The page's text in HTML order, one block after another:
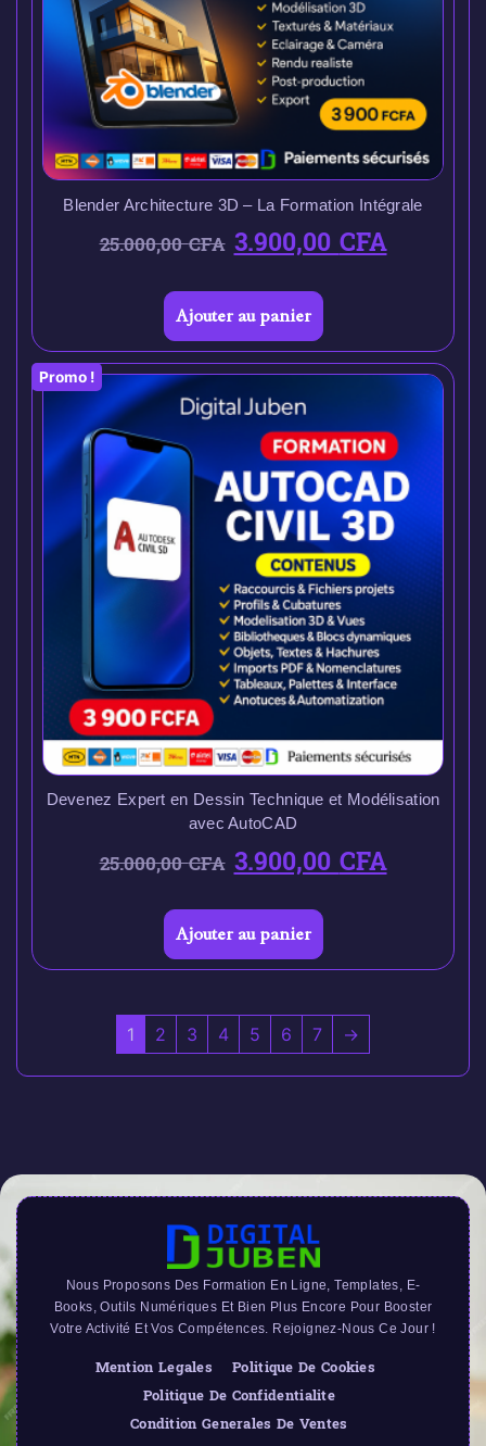
Blender Architecture 3D – La Formation Intégrale
25.000,00CFA 3.900,00CFA
Ajouter au panier
Promo !
Devenez Expert en Dessin Technique et Modélisation
avec AutoCAD
25.000,00CFA 3.900,00CFA
Ajouter au panier
1 2 3 4 5 6 7 →
Nous Proposons Des Formation En Ligne, Templates, E-
Books, Outils Numériques Et Bien Plus Encore Pour Booster
Votre Activité Et Vos Compétences. Rejoignez-Nous Ce Jour !
Mention Legales
Politique De Cookies
Politique De Confidentialite
Condition Generales De Ventes